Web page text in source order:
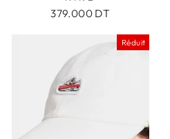
379.000 DT
Réduit